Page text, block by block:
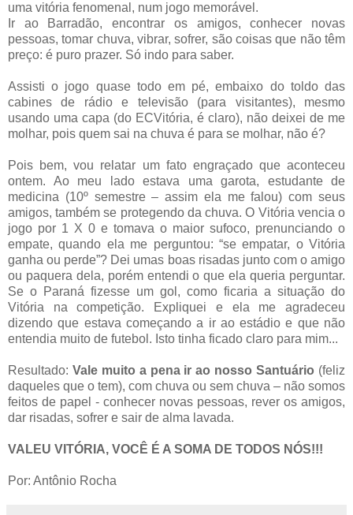
uma vitória fenomenal, num jogo memorável.
Ir ao Barradão, encontrar os amigos, conhecer novas
pessoas, tomar chuva, vibrar, sofrer, são coisas que não têm
preço: é puro prazer. Só indo para saber.
Assisti o jogo quase todo em pé, embaixo do toldo das
cabines de rádio e televisão (para visitantes), mesmo
usando uma capa (do ECVitória, é claro), não deixei de me
molhar, pois quem sai na chuva é para se molhar, não é?
Pois bem, vou relatar um fato engraçado que aconteceu
ontem. Ao meu lado estava uma garota, estudante de
medicina (10º semestre – assim ela me falou) com seus
amigos, também se protegendo da chuva. O Vitória vencia o
jogo por 1 X 0 e tomava o maior sufoco, prenunciando o
empate, quando ela me perguntou: “se empatar, o Vitória
ganha ou perde”? Dei umas boas risadas junto com o amigo
ou paquera dela, porém entendi o que ela queria perguntar.
Se o Paraná fizesse um gol, como ficaria a situação do
Vitória na competição. Expliquei e ela me agradeceu
dizendo que estava começando a ir ao estádio e que não
entendia muito de futebol. Isto tinha ficado claro para mim...
Resultado: Vale muito a pena ir ao nosso Santuário (feliz
daqueles que o tem), com chuva ou sem chuva – não somos
feitos de papel - conhecer novas pessoas, rever os amigos,
dar risadas, sofrer e sair de alma lavada.
VALEU VITÓRIA, VOCÊ É A SOMA DE TODOS NÓS!!!
Por: Antônio Rocha